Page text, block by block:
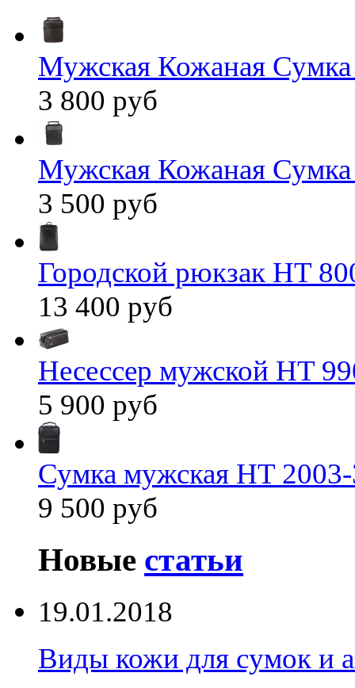
Мужская Кожаная
3 800 руб
Мужская Кожаная
3 500 руб
Городской рюкзак HT
13 400 руб
Несессер мужской HT
5 900 руб
Сумка мужская HT
9 500 руб
Новые статьи
19.01.2018
Виды кожи для сумок и